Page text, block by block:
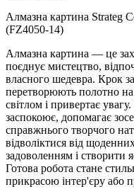
Алмазна картина Strateg
(FZ4050-14)
Алмазна картина — це
поєднує мистецтво,
власного шедевра. Крок
перетворюють полотно
світлом і привертає
заспокоює, допомагає
справжнього творчого
відволіктися від
задоволенням і створити
Готова робота стане
прикрасою інтер'єру або